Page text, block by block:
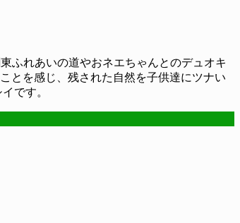
ふれあいの道やおネエちゃんとのデュオキ
とを感じ、残された自然を子供達にツナい
です。